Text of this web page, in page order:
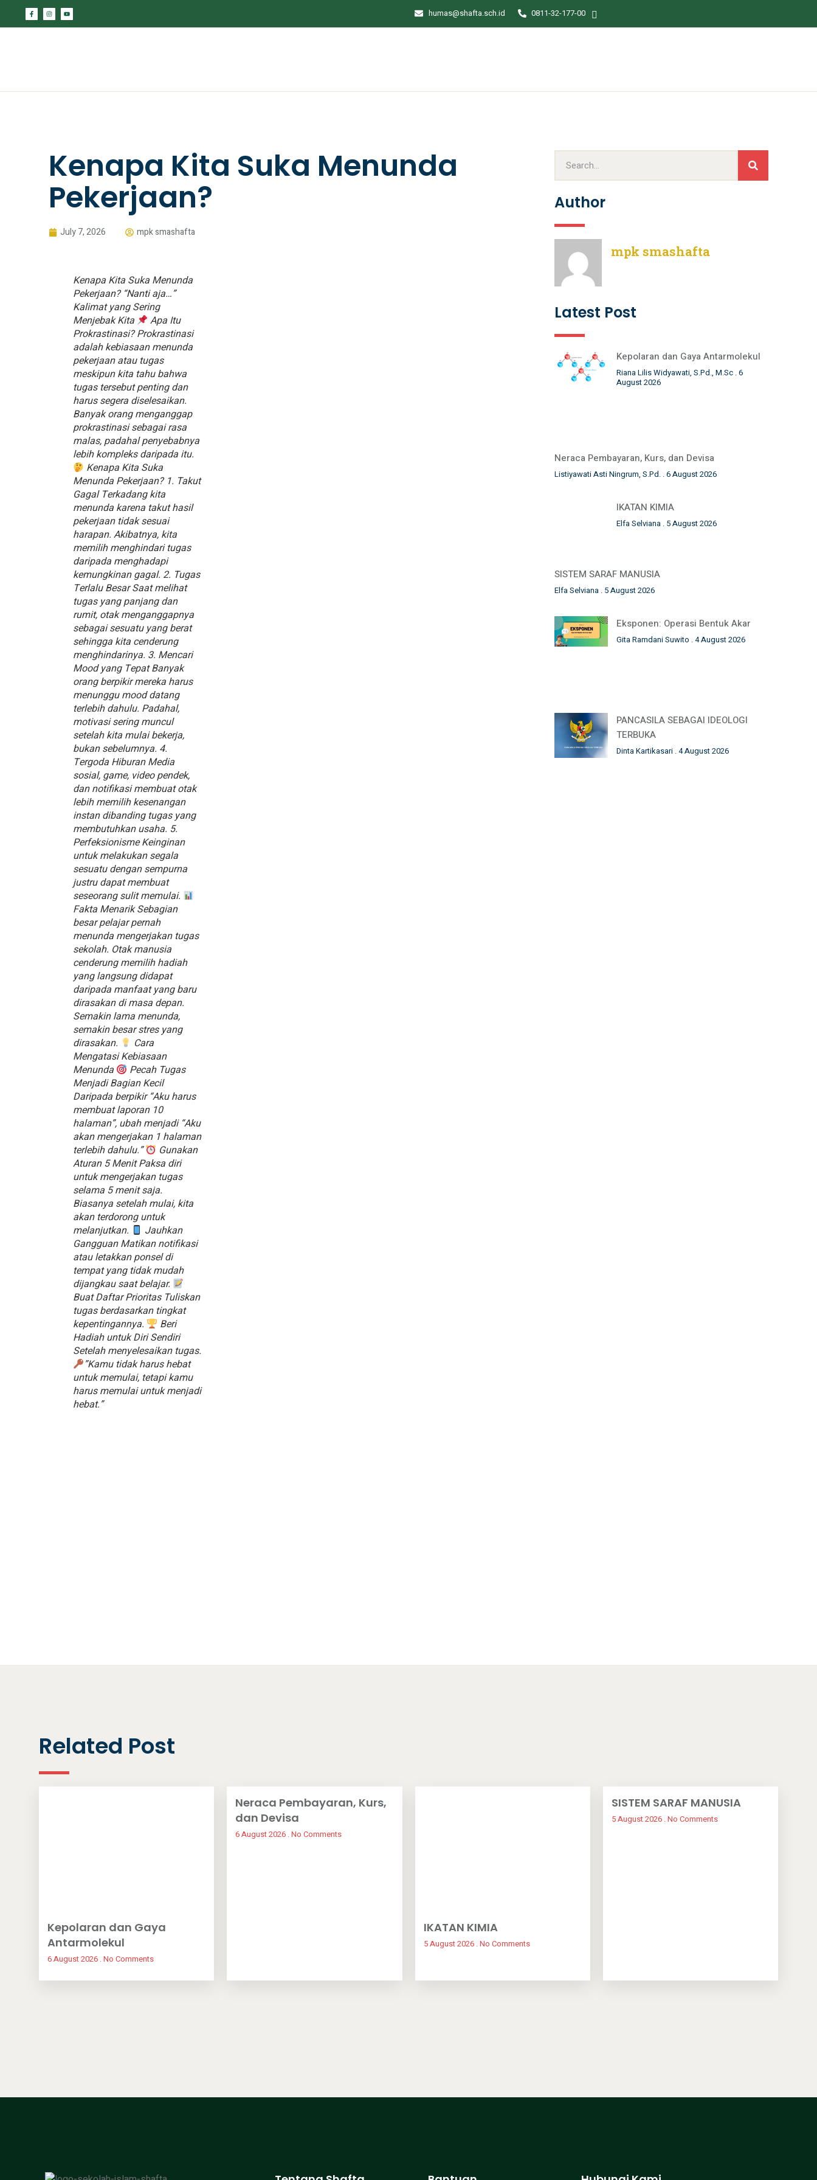
humas@shafta.sch.id 0811-32-177-00
Kenapa Kita Suka Menunda
Pekerjaan?
July 7, 2026 mpk smashafta
Kenapa Kita Suka Menunda
Pekerjaan? “Nanti aja…”
Kalimat yang Sering
Menjebak Kita
Apa Itu
Prokrastinasi? Prokrastinasi
adalah kebiasaan menunda
pekerjaan atau tugas
meskipun kita tahu bahwa
tugas tersebut penting dan
harus segera diselesaikan.
Banyak orang menganggap
prokrastinasi sebagai rasa
malas, padahal penyebabnya
lebih kompleks daripada itu.
Kenapa Kita Suka
Menunda Pekerjaan? 1. Takut
Gagal Terkadang kita
menunda karena takut hasil
pekerjaan tidak sesuai
harapan. Akibatnya, kita
memilih menghindari tugas
daripada menghadapi
kemungkinan gagal. 2. Tugas
Terlalu Besar Saat melihat
tugas yang panjang dan
rumit, otak menganggapnya
sebagai sesuatu yang berat
sehingga kita cenderung
menghindarinya. 3. Mencari
Mood yang Tepat Banyak
orang berpikir mereka harus
menunggu mood datang
terlebih dahulu. Padahal,
motivasi sering muncul
setelah kita mulai bekerja,
bukan sebelumnya. 4.
Tergoda Hiburan Media
sosial, game, video pendek,
dan notifikasi membuat otak
lebih memilih kesenangan
instan dibanding tugas yang
membutuhkan usaha. 5.
Perfeksionisme Keinginan
untuk melakukan segala
sesuatu dengan sempurna
justru dapat membuat
seseorang sulit memulai.
Fakta Menarik Sebagian
besar pelajar pernah
menunda mengerjakan tugas
sekolah. Otak manusia
cenderung memilih hadiah
yang langsung didapat
daripada manfaat yang baru
dirasakan di masa depan.
Semakin lama menunda,
semakin besar stres yang
dirasakan.
Cara
Mengatasi Kebiasaan
Menunda
Pecah Tugas
Menjadi Bagian Kecil
Daripada berpikir “Aku harus
membuat laporan 10
halaman”, ubah menjadi “Aku
akan mengerjakan 1 halaman
terlebih dahulu.”
Gunakan
Aturan 5 Menit Paksa diri
untuk mengerjakan tugas
selama 5 menit saja.
Biasanya setelah mulai, kita
akan terdorong untuk
melanjutkan.
Jauhkan
Gangguan Matikan notifikasi
atau letakkan ponsel di
tempat yang tidak mudah
dijangkau saat belajar.
Buat Daftar Prioritas Tuliskan
tugas berdasarkan tingkat
kepentingannya.
Beri
Hadiah untuk Diri Sendiri
Setelah menyelesaikan tugas.
”Kamu tidak harus hebat
untuk memulai, tetapi kamu
harus memulai untuk menjadi
hebat.”
Author
mpk smashafta
Latest Post
Kepolaran dan Gaya Antarmolekul
Riana Lilis Widyawati, S.Pd., M.Sc 6
August 2026
Neraca Pembayaran, Kurs, dan Devisa
Listiyawati Asti Ningrum, S.Pd. 6 August 2026
IKATAN KIMIA
Elfa Selviana 5 August 2026
SISTEM SARAF MANUSIA
Elfa Selviana 5 August 2026
Eksponen: Operasi Bentuk Akar
Gita Ramdani Suwito 4 August 2026
PANCASILA SEBAGAI IDEOLOGI
TERBUKA
Dinta Kartikasari 4 August 2026
Related Post
Kepolaran dan Gaya
Antarmolekul
6 August 2026 No Comments
Neraca Pembayaran, Kurs,
dan Devisa
6 August 2026 No Comments
IKATAN KIMIA
5 August 2026 No Comments
SISTEM SARAF MANUSIA
5 August 2026 No Comments